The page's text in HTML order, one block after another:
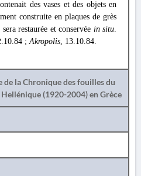
des vases et des objets en
construite en plaques de grès
restaurée et conservée in situ.
;Akropolis, 13.10.84.
la Chronique des fouilles du
(1920-2004) en Grèce